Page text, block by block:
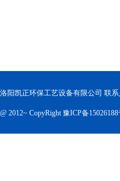
洛阳凯正环保工艺设备有限公司 联
@ 2012~ CopyRight豫ICP备15026188